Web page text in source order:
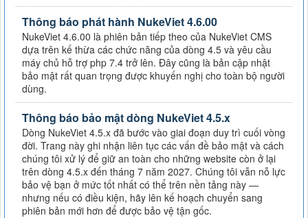
Thông báo phát hành NukeViet 4.6.00
NukeViet 4.6.00 là phiên bản tiếp theo của NukeViet CMS
dựa trên kế thừa các chức năng của dòng 4.5 và yêu cầu
máy chủ hỗ trợ php 7.4 trở lên. Đây cũng là bản cập nhật
bảo mật rất quan trọng được khuyến nghị cho toàn bộ người
dùng.
Thông báo bảo mật dòng NukeViet 4.5.x
Dòng NukeViet 4.5.x đã bước vào giai đoạn duy trì cuối vòng
đời. Trang này ghi nhận liên tục các vấn đề bảo mật và cách
chúng tôi xử lý để giữ an toàn cho những website còn ở lại
trên dòng 4.5.x đến tháng 7 năm 2027. Chúng tôi vẫn nỗ lực
bảo vệ bạn ở mức tốt nhất có thể trên nền tảng này —
nhưng nếu có điều kiện, hãy lên kế hoạch chuyển sang
phiên bản mới hơn để được bảo vệ tận gốc.